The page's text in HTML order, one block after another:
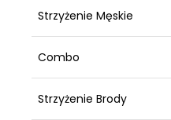
Strzyżenie Męskie
Combo
Strzyżenie Brody